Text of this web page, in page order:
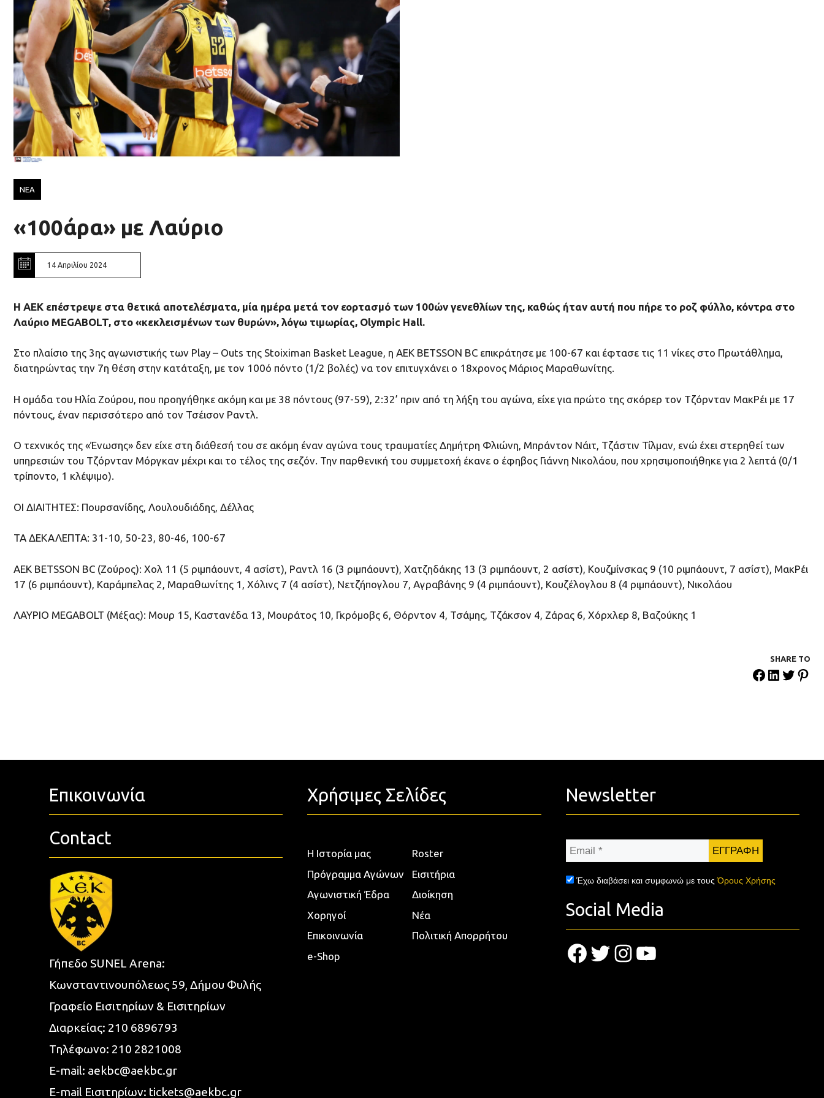
ΝΕΑ
«100άρα» με Λαύριο
14 Απριλίου 2024
H AEK επέστρεψε στα θετικά αποτελέσματα, μία ημέρα μετά τον εορτασμό των 100ών γενεθλίων της, καθώς ήταν αυτή που πήρε το ροζ φύλλο, κόντρα στο
Λαύριο MEGABOLT, στο «κεκλεισμένων των θυρών», λόγω τιμωρίας, Olympic Hall.
Στο πλαίσιο της 3ης αγωνιστικής των Play – Outs της Stoiximan Basket League, η ΑΕΚ BETSSON BC επικράτησε με 100-67 και έφτασε τις 11 νίκες στο Πρωτάθλημα,
διατηρώντας την 7η θέση στην κατάταξη, με τον 100ό πόντο (1/2 βολές) να τον επιτυγχάνει ο 18χρονος Μάριος Μαραθωνίτης.
Η ομάδα του Ηλία Ζούρου, που προηγήθηκε ακόμη και με 38 πόντους (97-59), 2:32’ πριν από τη λήξη του αγώνα, είχε για πρώτο της σκόρερ τον Τζόρνταν ΜακΡέι με 17
πόντους, έναν περισσότερο από τον Τσέισον Ραντλ.
Ο τεχνικός της «Ένωσης» δεν είχε στη διάθεσή του σε ακόμη έναν αγώνα τους τραυματίες Δημήτρη Φλιώνη, Μπράντον Νάιτ, Τζάστιν Τίλμαν, ενώ έχει στερηθεί των
υπηρεσιών του Τζόρνταν Μόργκαν μέχρι και το τέλος της σεζόν. Την παρθενική του συμμετοχή έκανε ο έφηβος Γιάννη Νικολάου, που χρησιμοποιήθηκε για 2 λεπτά (0/1
τρίποντο, 1 κλέψιμο).
ΟΙ ΔΙΑΙΤΗΤΕΣ: Πουρσανίδης, Λουλουδιάδης, Δέλλας
ΤΑ ΔΕΚΑΛΕΠΤΑ: 31-10, 50-23, 80-46, 100-67
ΑΕΚ BETSSON BC (Ζούρος): Χολ 11 (5 ριμπάουντ, 4 ασίστ), Ραντλ 16 (3 ριμπάουντ), Χατζηδάκης 13 (3 ριμπάουντ, 2 ασίστ), Κουζμίνσκας 9 (10 ριμπάουντ, 7 ασίστ), ΜακΡέι
17 (6 ριμπάουντ), Καράμπελας 2, Μαραθωνίτης 1, Χόλινς 7 (4 ασίστ), Νετζήπογλου 7, Αγραβάνης 9 (4 ριμπάουντ), Κουζέλογλου 8 (4 ριμπάουντ), Νικολάου
ΛΑΥΡΙΟ MEGABOLT (Μέξας): Μουρ 15, Καστανέδα 13, Μουράτος 10, Γκρόμοβς 6, Θόρντον 4, Τσάμης, Τζάκσον 4, Ζάρας 6, Χόρχλερ 8, Βαζούκης 1
SHARE ΤΟ
Επικοινωνία
Contact
Γήπεδο SUNEL Arena:
Κωνσταντινουπόλεως 59, Δήμου Φυλής
Γραφείο Εισιτηρίων & Εισιτηρίων
Διαρκείας: 210 6896793
Τηλέφωνο: 210 2821008
E-mail: aekbc@aekbc.gr
E-mail Εισιτηρίων: tickets@aekbc.gr
Χρήσιμες Σελίδες
Η Ιστορία μας
Roster
Πρόγραμμα Αγώνων
Εισιτήρια
Αγωνιστική Έδρα
Διοίκηση
Χορηγοί
Νέα
Επικοινωνία
Πολιτική Απορρήτου
e-Shop
Newsletter
Email
Έχω διαβάσει και συμφωνώ με τουςΌρους Χρήσης
Social Media
Facebook
TwitterInstagram
YouTube